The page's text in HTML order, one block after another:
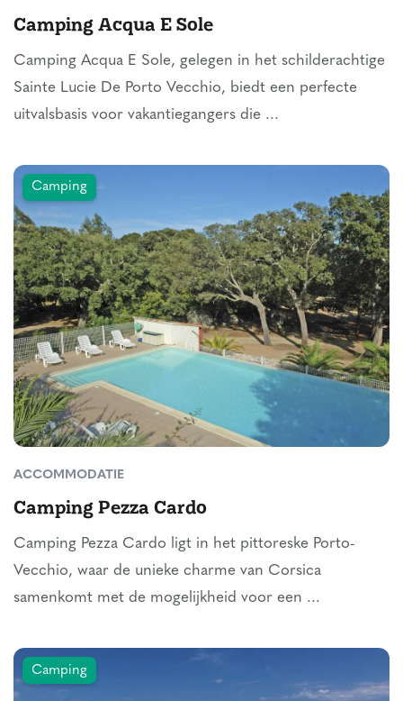
Camping Acqua E Sole
Camping Acqua E Sole, gelegen in het schilderachtige
Sainte Lucie De Porto Vecchio, biedt een perfecte
uitvalsbasis voor vakantiegangers die ...
Camping
ACCOMMODATIE
Camping Pezza Cardo
Camping Pezza Cardo ligt in het pittoreske Porto-
Vecchio, waar de unieke charme van Corsica
samenkomt met de mogelijkheid voor een ...
Camping